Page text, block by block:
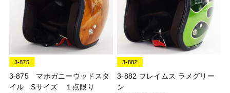
3-875
3-875 マホガニーウッドスタ
イル Sサイズ １点限り
3-882
3-882 フレイムス ラメグリー
ン